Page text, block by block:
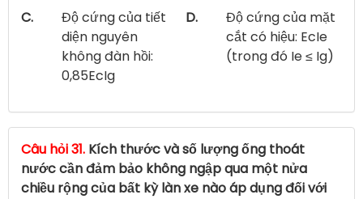
C.
Độ cứng của tiết
diện nguyên
không đàn hồi:
0,85EcIg
D.
Độ cứng của mặt
cắt có hiệu: EcIe
(trong đó Ie ≤ Ig)
Câu hỏi 31. Kích thước và số lượng ống thoát
nước cần đảm bảo không ngập qua một nửa
chiều rộng của bất kỳ làn xe nào áp dụng đối với